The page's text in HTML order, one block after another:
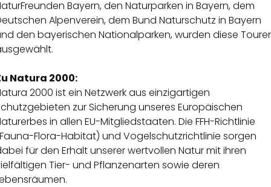
Bayern, den Naturparken in Bayern, dem
Alpenverein, dem Bund Naturschutz in Bayern
den bayerischen Nationalparken, wurden diese
Natura 2000:
2000 ist ein Netzwerk aus einzigartigen
zur Sicherung unseres Europäischen
in allen EU-Mitgliedstaaten. Die FFH-Richtlinie
Flora-Habitat) und Vogelschutzrichtlinie sorgen
für den Erhalt unserer wertvollen Natur mit ihren
Tier- und Pflanzenarten sowie deren